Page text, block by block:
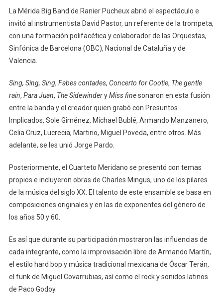
La Mérida Big Band de Ranier Pucheux abrió el espectáculo e
invitó al instrumentista David Pastor, un referente de la trompeta,
con una formación polifacética y colaborador de las Orquestas,
Sinfónica de Barcelona (OBC), Nacional de Cataluña y de
Valencia.
Sing, Sing, Sing, Fabes contades, Concerto for Cootie, The gentle
rain, Para Juan, The SidewinderyMiss finesonaron en esta fusión
entre la banda y el creador quien grabó con Presuntos
Implicados, Sole Giménez, Michael Bublé, Armando Manzanero,
Celia Cruz, Lucrecia, Martirio, Miguel Poveda, entre otros. Más
adelante, se les unió Jorge Pardo.
Posteriormente, el Cuarteto Meridano se presentó con temas
propios e incluyeron obras de Charles Mingus, uno de los pilares
de la música del siglo XX. El talento de este ensamble se basa en
composiciones originales y en las de exponentes del género de
los años 50 y 60.
Es así que durante su participación mostraron las influencias de
cada integrante, como la improvisación libre de Armando Martín,
el estilo hard bop y música tradicional mexicana de Óscar Terán,
el funk de Miguel Covarrubias, así como el rock y sonidos latinos
de Paco Godoy.